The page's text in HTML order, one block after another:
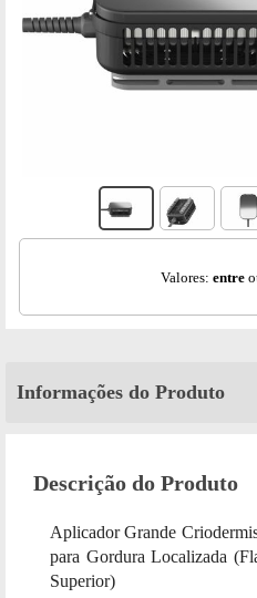
Valores: entre
Informações do Produto
Descrição do Produto
Aplicador Grande
para Gordura Localizada
Superior)